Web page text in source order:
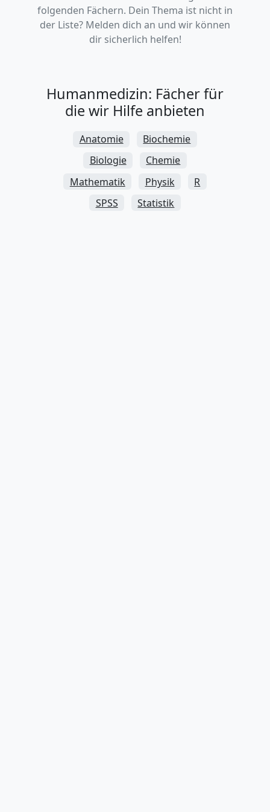
folgenden Fächern. Dein Thema ist nicht in
der Liste? Melden dich an und wir können
dir sicherlich helfen!
Humanmedizin: Fächer für
die wir Hilfe anbieten
Anatomie
Biochemie
Biologie
Chemie
Mathematik
Physik
R
SPSS
Statistik